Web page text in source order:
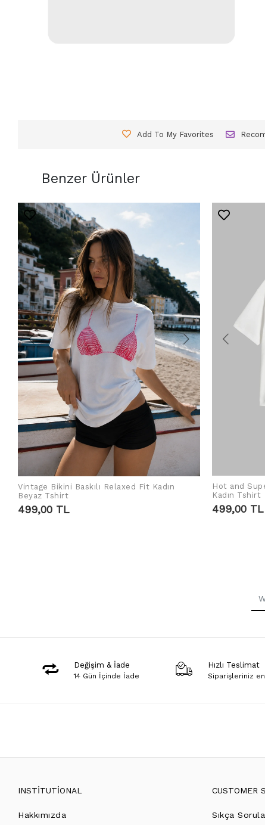
Add To My Favorites
Benzer Ürünler
Vintage Bikini Baskılı Relaxed Fit Kadın
Beyaz Tshirt
499,00 TL
Hot and
Kadın Tshirt
499,00 TL
Değişim & İade
14 Gün İçinde İade
Hızlı Teslimat
Siparişleriniz
INSTİTUTİONAL
Hakkımızda
CUSTOMER
Sıkça